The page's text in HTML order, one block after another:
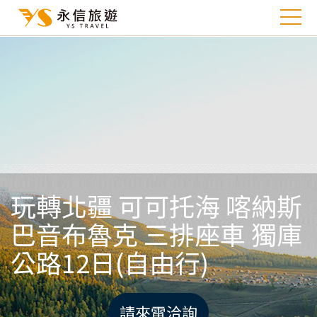
玩轉北疆 可可托海 喀納斯
巴音布魯克 三排座車 獨庫
公路12日(自由行)
請來電洽詢